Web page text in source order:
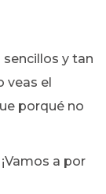
sencillos y tan
veas el
porqué no
¡Vamos a por